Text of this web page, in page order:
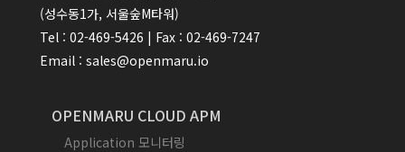
(성수동1가, 서울숲M타워)
Tel : 02-469-5426 | Fax : 02-469-7247
Email : sales@openmaru.io
OPENMARU CLOUD APM
Application 모니터링